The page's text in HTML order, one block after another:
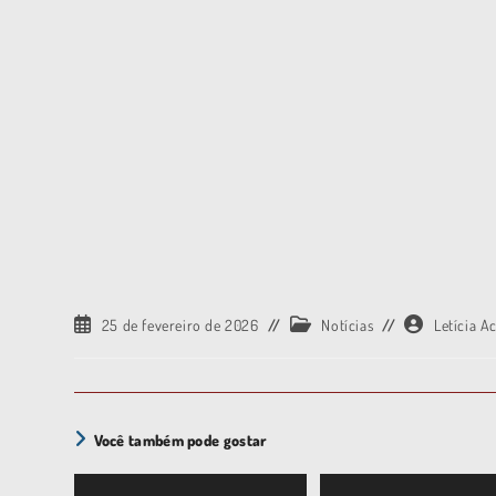
25 de fevereiro de 2026 Notícias Letícia
Você também pode gostar